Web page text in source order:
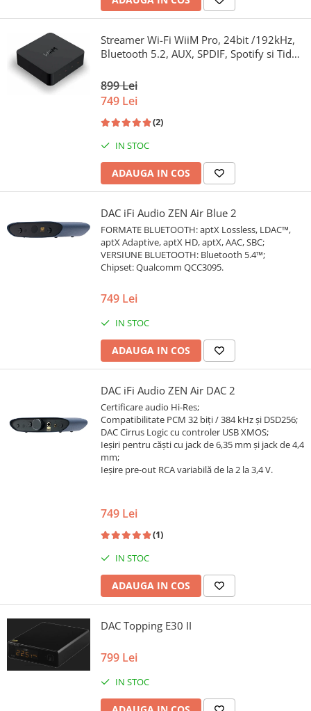
Streamer Wi-Fi WiiM Pro, 24bit /192kHz,
Bluetooth 5.2, AUX, SPDIF, Spotify si Tidal
899 Lei
749 Lei
(2)
IN STOC
ADAUGA IN COS
DAC iFi Audio ZEN Air Blue 2
FORMATE BLUETOOTH: aptX Lossless, LDAC™,
aptX Adaptive, aptX HD, aptX, AAC, SBC;
VERSIUNE BLUETOOTH: Bluetooth 5.4™;
Chipset: Qualcomm QCC3095.
749 Lei
IN STOC
ADAUGA IN COS
DAC iFi Audio ZEN Air DAC 2
Certificare audio Hi-Res;
Compatibilitate PCM 32 biți / 384 kHz și DSD256;
DAC Cirrus Logic cu controler USB XMOS;
Ieșiri pentru căști cu jack de 6,35 mm și jack de 4,4
mm;
Ieșire pre-out RCA variabilă de la 2 la 3,4 V.
749 Lei
(1)
IN STOC
ADAUGA IN COS
DAC Topping E30 II
799 Lei
IN STOC